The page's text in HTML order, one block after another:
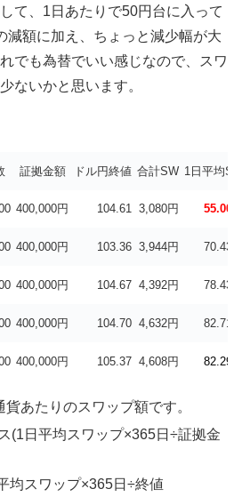
て、1日あたりで50円台に入って
減額に加え、ちょっと減少幅が大
でも為替でいい感じなので、スワ
ないかと思います。
証拠金額 ドル円終値 合計SW 1日平均
400,000円 104.61 3,080円 55.00
400,000円 103.36 3,944円 70.43
400,000円 104.67 4,392円 78.43
400,000円 104.70 4,632円 82.71
400,000円 105.37 4,608円 82.29
あたりのスワップ額です。
(1日平均スワップ×365日÷証拠金
均スワップ×365日÷終値